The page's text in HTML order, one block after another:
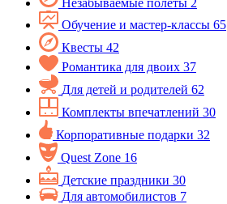
Незабываемые полеты 2
Обучение и мастер-классы 65
Квесты 42
Романтика для двоих 37
Для детей и родителей 62
Комплекты впечатлений 30
Корпоративные подарки 32
Quest Zone 16
Детские праздники 30
Для автомобилистов 7